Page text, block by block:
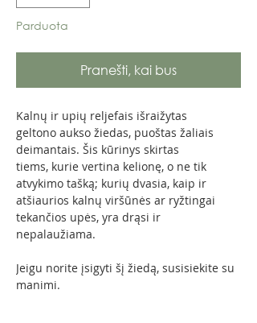
Parduota
Pranešti, kai bus
Kalnų ir upių reljefais išraižytas
geltono aukso žiedas, puoštas žaliais
deimantais. Šis kūrinys skirtas
tiems, kurie vertina kelionę, o ne tik
atvykimo tašką; kurių dvasia, kaip ir
atšiaurios kalnų viršūnės ar ryžtingai
tekančios upės, yra drąsi ir
nepalaužiama.
Jeigu norite įsigyti šį žiedą, susisiekite su
manimi.